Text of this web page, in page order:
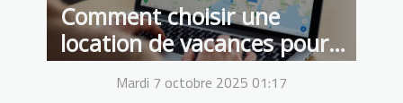
Comment choisir une
location de vacances pour
adultes seulement ?
Mardi 7 octobre 2025 01:17